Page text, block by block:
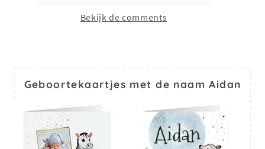
Bekijk de comments
Geboortekaartjes met de naam Aidan